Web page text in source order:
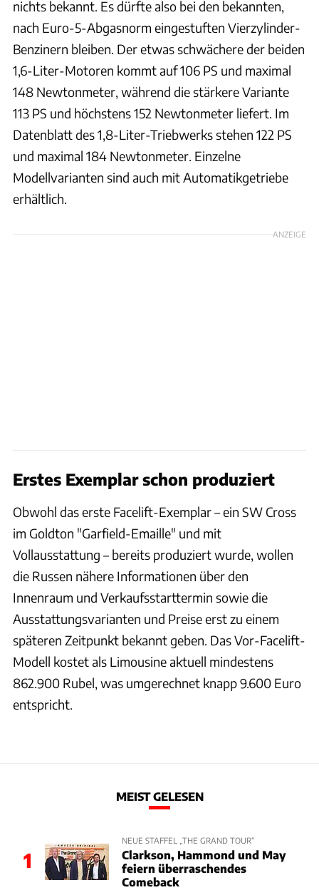
nichts bekannt. Es dürfte also bei den bekannten,
nach Euro-5-Abgasnorm eingestuften Vierzylinder-
Benzinern bleiben. Der etwas schwächere der beiden
1,6-Liter-Motoren kommt auf 106 PS und maximal
148 Newtonmeter, während die stärkere Variante
113 PS und höchstens 152 Newtonmeter liefert. Im
Datenblatt des 1,8-Liter-Triebwerks stehen 122 PS
und maximal 184 Newtonmeter. Einzelne
Modellvarianten sind auch mit Automatikgetriebe
erhältlich.
ANZEIGE
Erstes Exemplar schon produziert
Obwohl das erste Facelift-Exemplar – ein SW Cross
im Goldton "Garfield-Emaille" und mit
Vollausstattung – bereits produziert wurde, wollen
die Russen nähere Informationen über den
Innenraum und Verkaufsstarttermin sowie die
Ausstattungsvarianten und Preise erst zu einem
späteren Zeitpunkt bekannt geben. Das Vor-Facelift-
Modell kostet als Limousine aktuell mindestens
862.900 Rubel, was umgerechnet knapp 9.600 Euro
entspricht.
MEIST GELESEN
1
NEUE STAFFEL „THE GRAND TOUR“
Clarkson, Hammond und May
feiern überraschendes
Comeback